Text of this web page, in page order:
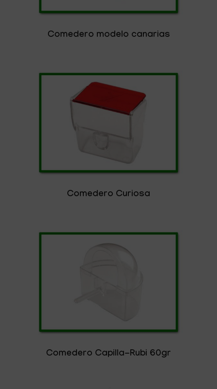
Comedero modelo canarias
Comedero Curiosa
Comedero Capilla-Rubi 60gr